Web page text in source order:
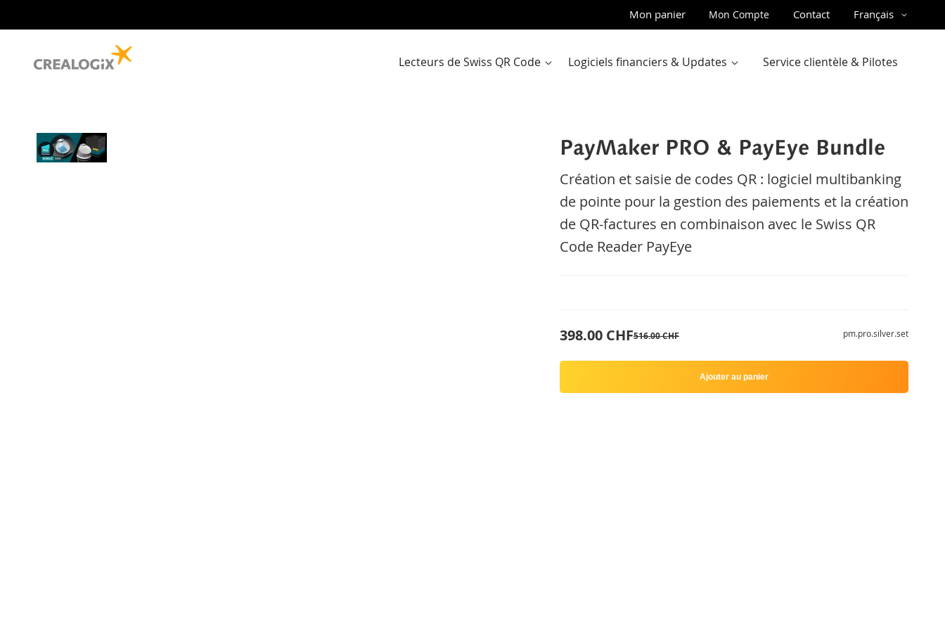
auMon panier Mon Compte Contact Langue
Français
Lecteurs de Swiss QR Code Logiciels financiers & Updates Service clientèle & Pilotes
PayMaker PRO & PayEye Bundle
Création et saisie de codes QR : logiciel multibanking
de pointe pour la gestion des paiements et la création
de QR-factures en combinaison avec le Swiss QR
Code Reader PayEye
516.00 CHF
398.00 CHF pm.pro.silver.set
Ajouter au panier